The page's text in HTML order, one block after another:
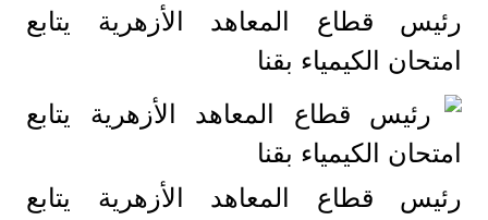
رئيس قطاع المعاهد الأزهرية يتابع
امتحان الكيمياء بقنا
رئيس قطاع المعاهد الأزهرية يتابع